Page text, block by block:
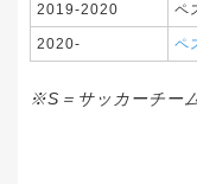
2019-2020 ペ
2020- ペ
※S＝サッカーチー